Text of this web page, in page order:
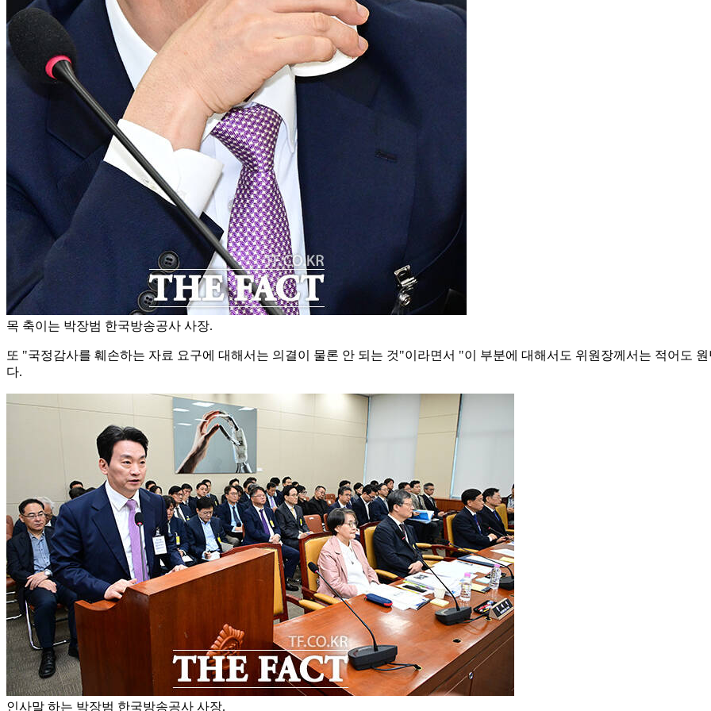
목 축이는 박장범 한국방송공사 사장.
또 "국정감사를 훼손하는 자료 요구에 대해서는 의결이 물론 안 되는 것"이라면서 "이 부분에 대해서도 위원장께서는 적어도
다.
인사말 하는 박장범 한국방송공사 사장.